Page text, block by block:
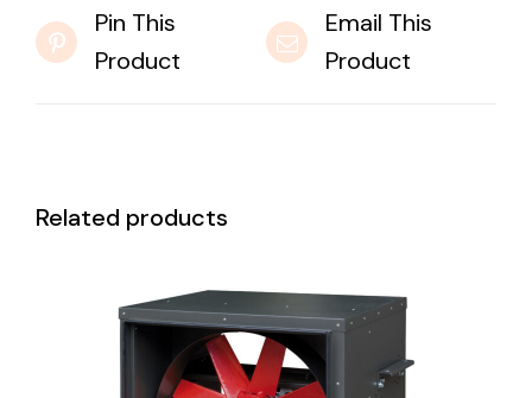
Pin This
Product
Email This
Product
Related products